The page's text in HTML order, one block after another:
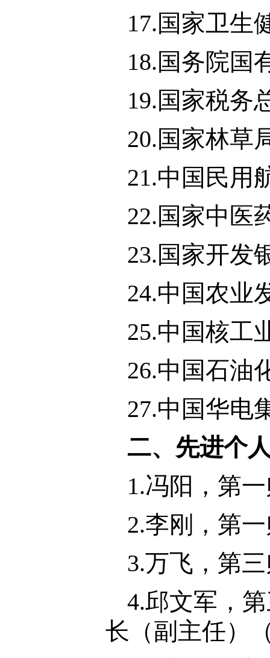
17.国家卫生
18.国务院国
19.国家税务
20.国家林草
21.中国民用
22.国家中医
23.国家开发
24.中国农业
25.中国核工
26.中国石油
27.中国华电
二、先进个
1.冯阳，第
2.李刚，第
3.万飞，第
4.邱文军，
长（副主任）